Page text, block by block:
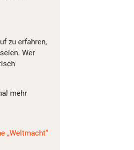
zu erfahren,
Wer
mehr
„Weltmacht“